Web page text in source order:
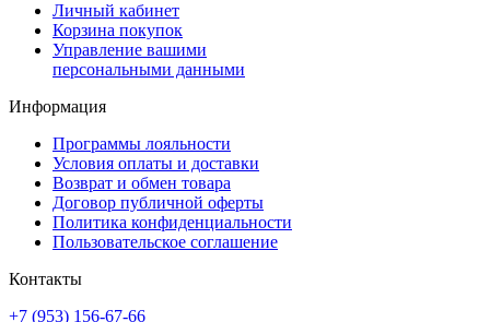
Личный кабинет
Корзина покупок
Управление вашими
персональными данными
Информация
Программы лояльности
Условия оплаты и доставки
Возврат и обмен товара
Договор публичной оферты
Политика конфиденциальности
Пользовательское соглашение
Контакты
+7 (953) 156-67-66